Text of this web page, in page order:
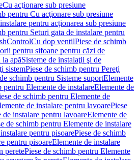
Cu acţionare sub presiune
pentru Cu acţionare sub presiune
pentru acţionarea sub presiune
pentru Seturi gata de instalare pentru
Cu dop ventilPiese de schimb
pentru sifoane pentru căzi de
apăSisteme de instalaţii şi de
sistemPiese de schimb pentru Pereţi
schimb pentru Sisteme suportElemente
pentru Elemente de instalareElemente de
de schimb pentru Elemente de
de instalare pentru lavoarePiese
instalare pentru lavoareElemente de
de schimb pentru Elemente de instalare
pentru pisoarePiese de schimb
pentru pisoareElemente de instalare
peretePiese de schimb pentru Elemente